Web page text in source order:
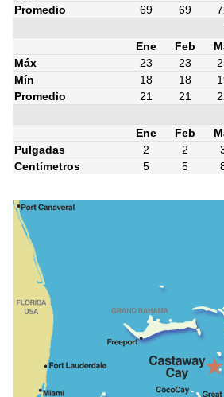
Promedio
69 69
Ene
Feb
Máx
23 23
Mín
18 18
Promedio
21 21
Ene
Feb
Pulgadas
2 2
Centímetros
5 5